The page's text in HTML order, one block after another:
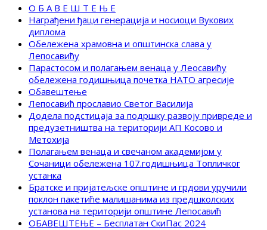
О Б А В Е Ш Т Е Њ Е
Награђени ђаци генерација и носиоци Вукових
диплома
Обележена храмовна и општинска слава у
Лепосавићу
Парастосом и полагањем венаца у Леосавићу
обележена годишњица почетка НАТО агресије
Обавештење
Лепосавић прославио Светог Василија
Додела подстицаја за подршку развоју привреде и
предузетништва на територији АП Косово и
Метохија
Полагањем венаца и свечаном академијом у
Сочаници обележена 107.годишњица Топличког
устанка
Братске и пријатељске општине и грдови уручили
поклон пакетиће малишанима из предшколских
установа на територији општине Лепосавић
ОБАВЕШТЕЊЕ – Бесплатан СкиПас 2024